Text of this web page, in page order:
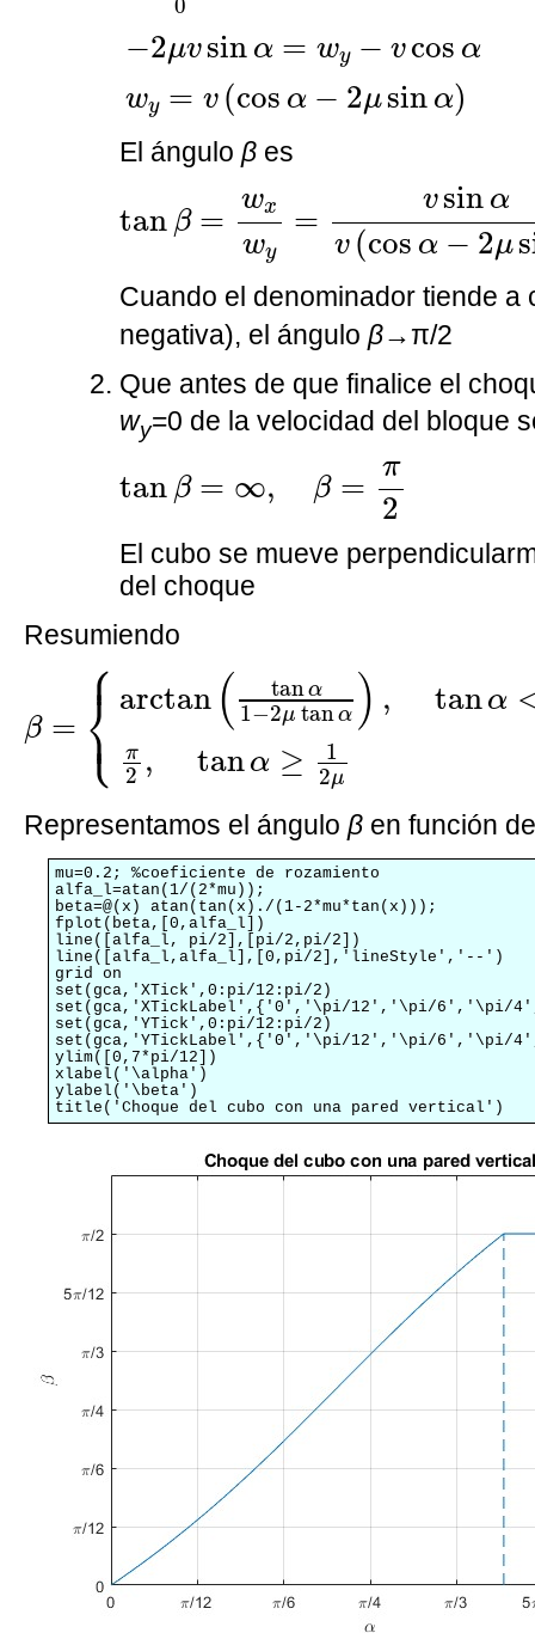
0
−2μvsin α = wy − v cos α
wy = v (cos α − 2μsin α)
El ángulo β es
tan β =
wx
wy
=
vsin α
v (cos α − 2μ
xw cosα−2
Cuando el denominador tiende a
negativa), el ángulo β→π/2
Que antes de que finalice el
wy=0 de la velocidad del bloque
tan β = ∞, β =
π
2
El cubo se mueve
del choque
Resumiendo
β = ⎧
⎪
⎨
⎪
⎩
arctan ( tanα
1−2μ tanα ) , tan α
π
2 , tan α ≥
1
2μ
arctan α α
Representamos el ángulo β en función
mu=0.2; %coeficiente de rozamiento
alfa_l=atan(1/(2*mu));
beta=@(x) atan(tan(x)./(1-2*mu*tan(x)));
fplot(beta,[0,alfa_l])
line([alfa_l, pi/2],[pi/2,pi/2])
line([alfa_l,alfa_l],[0,pi/2],'lineStyle','--')
grid on
set(gca,'XTick',0:pi/12:pi/2)
set(gca,'XTickLabel',{'0','\pi/12','\pi/
set(gca,'YTick',0:pi/12:pi/2)
set(gca,'YTickLabel',{'0','\pi/12','\pi/
ylim([0,7*pi/12])
xlabel('\alpha')
ylabel('\beta')
title('Choque del cubo con una pared vertical')